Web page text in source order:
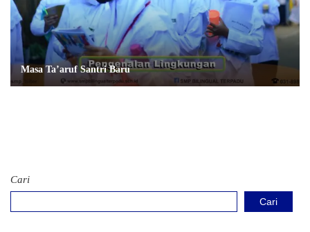
Masa Ta’aruf Santri Baru
Cari
Cari